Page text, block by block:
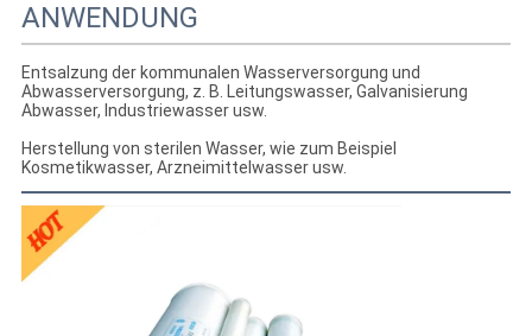
ANWENDUNG
Entsalzung der kommunalen Wasserversorgung und
Abwasserversorgung, z. B. Leitungswasser, Galvanisierung
Abwasser, Industriewasser usw.
Herstellung von sterilen Wasser, wie zum Beispiel
Kosmetikwasser, Arzneimittelwasser usw.